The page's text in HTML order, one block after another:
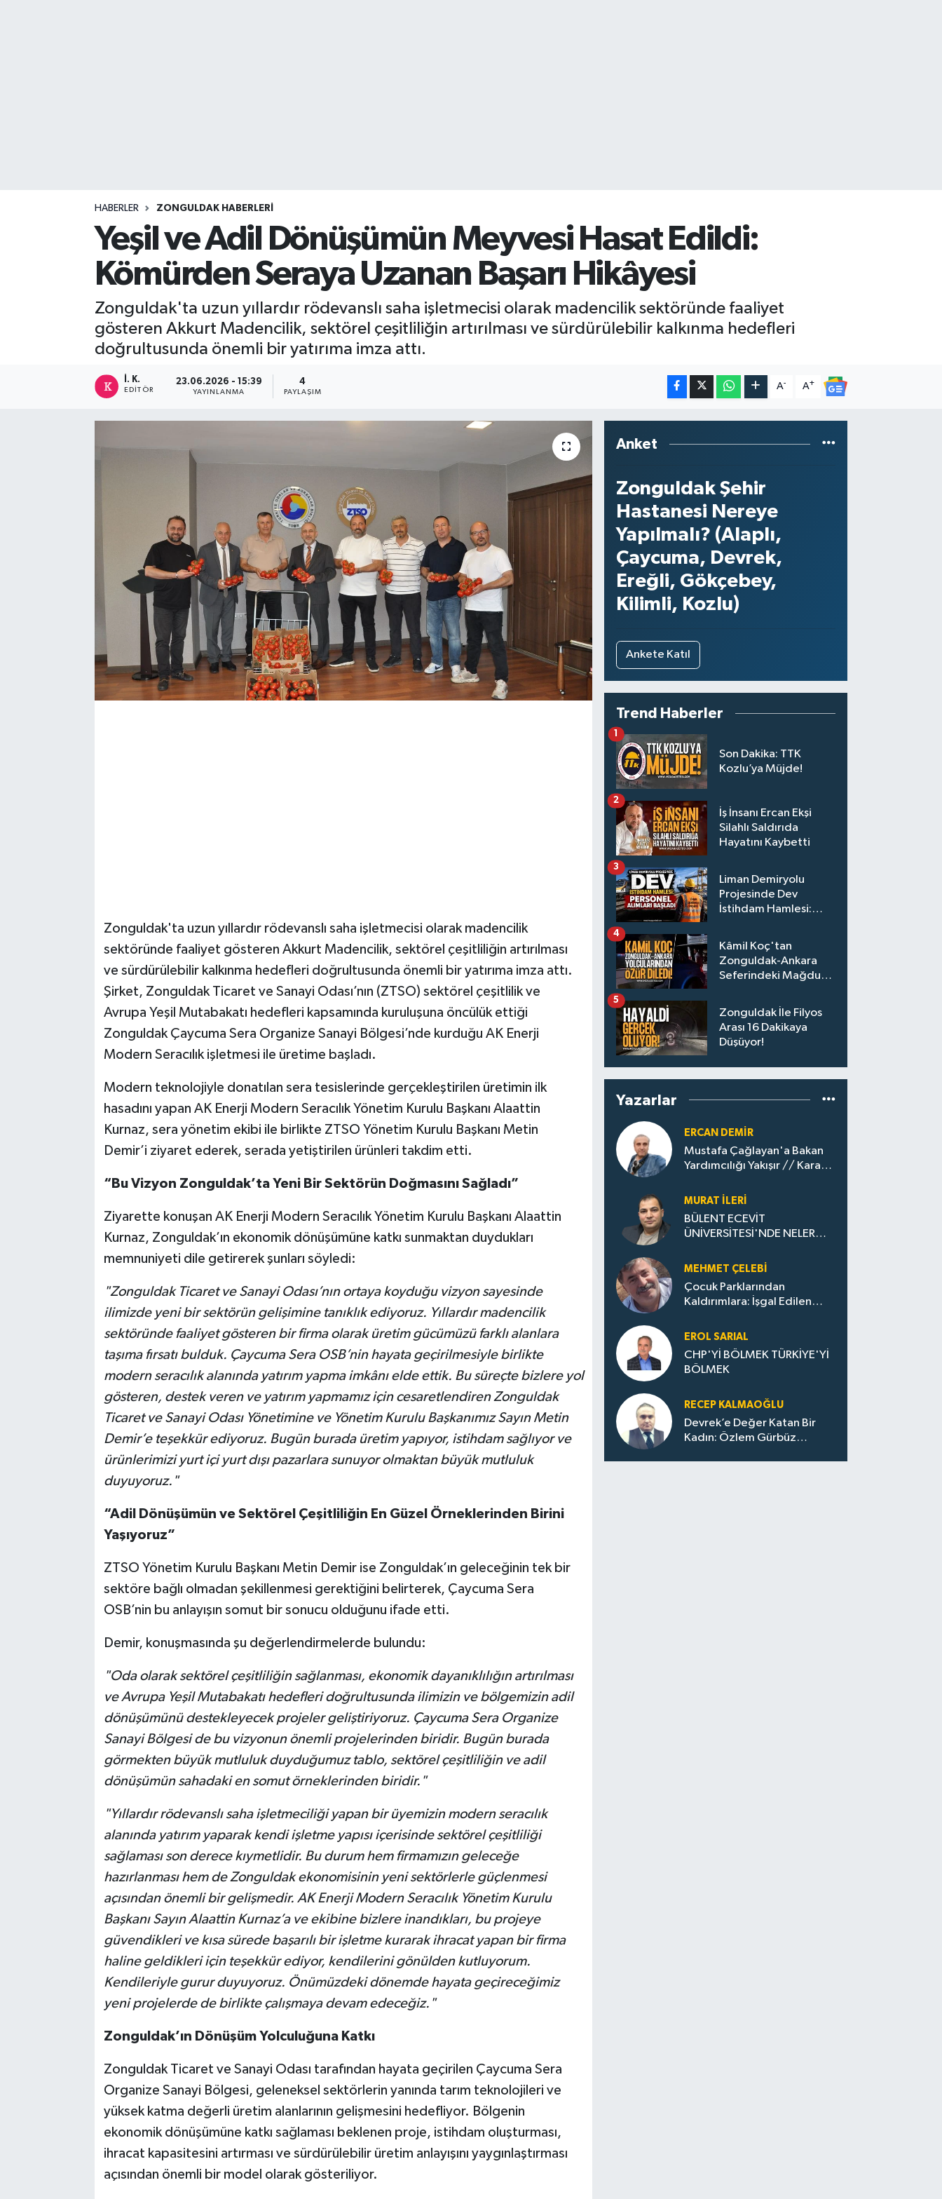
HABERLER ZONGULDAK HABERLERI
Yeşil ve Adil Dönüşümün Meyvesi Hasat Edildi:
Kömürden Seraya Uzanan Başarı Hikâyesi
Zonguldak'ta uzun yıllardır rödevanslı saha işletmecisi olarak madencilik sektöründe faaliyet
gösteren Akkurt Madencilik, sektörel çeşitliliğin artırılması ve sürdürülebilir kalkınma hedefleri
doğrultusunda önemli bir yatırıma imza attı.
İ. K.
EDITÖR
23.06.2026 - 15:39
YAYINLANMA
4
PAYLAŞIM
A- A+
Zonguldak'ta uzun yıllardır rödevanslı saha işletmecisi olarak madencilik
sektöründe faaliyet gösteren Akkurt Madencilik, sektörel çeşitliliğin artırılması
ve sürdürülebilir kalkınma hedefleri doğrultusunda önemli bir yatırıma imza attı.
Şirket, Zonguldak Ticaret ve Sanayi Odası’nın (ZTSO) sektörel çeşitlilik ve
Avrupa Yeşil Mutabakatı hedefleri kapsamında kuruluşuna öncülük ettiği
Zonguldak Çaycuma Sera Organize Sanayi Bölgesi’nde kurduğu AK Enerji
Modern Seracılık işletmesi ile üretime başladı.
Modern teknolojiyle donatılan sera tesislerinde gerçekleştirilen üretimin ilk
hasadını yapan AK Enerji Modern Seracılık Yönetim Kurulu Başkanı Alaattin
Kurnaz, sera yönetim ekibi ile birlikte ZTSO Yönetim Kurulu Başkanı Metin
Demir’i ziyaret ederek, serada yetiştirilen ürünleri takdim etti.
“Bu Vizyon Zonguldak’ta Yeni Bir Sektörün Doğmasını Sağladı”
Ziyarette konuşan AK Enerji Modern Seracılık Yönetim Kurulu Başkanı Alaattin
Kurnaz, Zonguldak’ın ekonomik dönüşümüne katkı sunmaktan duydukları
memnuniyeti dile getirerek şunları söyledi:
"Zonguldak Ticaret ve Sanayi Odası’nın ortaya koyduğu vizyon sayesinde
ilimizde yeni bir sektörün gelişimine tanıklık ediyoruz. Yıllardır madencilik
sektöründe faaliyet gösteren bir firma olarak üretim gücümüzü farklı alanlara
taşıma fırsatı bulduk. Çaycuma Sera OSB’nin hayata geçirilmesiyle birlikte
modern seracılık alanında yatırım yapma imkânı elde ettik. Bu süreçte bizlere yol
gösteren, destek veren ve yatırım yapmamız için cesaretlendiren Zonguldak
Ticaret ve Sanayi Odası Yönetimine ve Yönetim Kurulu Başkanımız Sayın Metin
Demir’e teşekkür ediyoruz. Bugün burada üretim yapıyor, istihdam sağlıyor ve
ürünlerimizi yurt içi yurt dışı pazarlara sunuyor olmaktan büyük mutluluk
duyuyoruz."
“Adil Dönüşümün ve Sektörel Çeşitliliğin En Güzel Örneklerinden Birini
Yaşıyoruz”
ZTSO Yönetim Kurulu Başkanı Metin Demir ise Zonguldak’ın geleceğinin tek bir
sektöre bağlı olmadan şekillenmesi gerektiğini belirterek, Çaycuma Sera
OSB’nin bu anlayışın somut bir sonucu olduğunu ifade etti.
Demir, konuşmasında şu değerlendirmelerde bulundu:
"Oda olarak sektörel çeşitliliğin sağlanması, ekonomik dayanıklılığın artırılması
ve Avrupa Yeşil Mutabakatı hedefleri doğrultusunda ilimizin ve bölgemizin adil
dönüşümünü destekleyecek projeler geliştiriyoruz. Çaycuma Sera Organize
Sanayi Bölgesi de bu vizyonun önemli projelerinden biridir. Bugün burada
görmekten büyük mutluluk duyduğumuz tablo, sektörel çeşitliliğin ve adil
dönüşümün sahadaki en somut örneklerinden biridir."
"Yıllardır rödevanslı saha işletmeciliği yapan bir üyemizin modern seracılık
alanında yatırım yaparak kendi işletme yapısı içerisinde sektörel çeşitliliği
sağlaması son derece kıymetlidir. Bu durum hem firmamızın geleceğe
hazırlanması hem de Zonguldak ekonomisinin yeni sektörlerle güçlenmesi
açısından önemli bir gelişmedir. AK Enerji Modern Seracılık Yönetim Kurulu
Başkanı Sayın Alaattin Kurnaz’a ve ekibine bizlere inandıkları, bu projeye
güvendikleri ve kısa sürede başarılı bir işletme kurarak ihracat yapan bir firma
haline geldikleri için teşekkür ediyor, kendilerini gönülden kutluyorum.
Kendileriyle gurur duyuyoruz. Önümüzdeki dönemde hayata geçireceğimiz
yeni projelerde de birlikte çalışmaya devam edeceğiz."
Zonguldak’ın Dönüşüm Yolculuğuna Katkı
Zonguldak Ticaret ve Sanayi Odası tarafından hayata geçirilen Çaycuma Sera
Organize Sanayi Bölgesi, geleneksel sektörlerin yanında tarım teknolojileri ve
yüksek katma değerli üretim alanlarının gelişmesini hedefliyor. Bölgenin
ekonomik dönüşümüne katkı sağlaması beklenen proje, istihdam oluşturması,
ihracat kapasitesini artırması ve sürdürülebilir üretim anlayışını yaygınlaştırması
açısından önemli bir model olarak gösteriliyor.
Anket
Zonguldak Şehir
Hastanesi Nereye
Yapılmalı? (Alaplı,
Çaycuma, Devrek,
Ereğli, Gökçebey,
Kilimli, Kozlu)
Ankete Katıl
Trend Haberler
Son Dakika: TTK
Kozlu’ya Müjde!
1
İş İnsanı Ercan Ekşi
Silahlı Saldırıda
Hayatını Kaybetti
2
Liman Demiryolu
Projesinde Dev
İstihdam Hamlesi:
3
Kâmil Koç'tan
Zonguldak-Ankara
Seferindeki Mağdur
4
Zonguldak İle Filyos
Arası 16 Dakikaya
Düşüyor!
5
Yazarlar
ERCAN DEMIR
Mustafa Çağlayan'a Bakan
Yardımcılığı Yakışır // ​Kara
Zonguldak'ın Dönüşümü..
MURAT İLERI
BÜLENT ECEVİT
ÜNİVERSİTESİ'NDE NELER
MEHMET ÇELEBI
Çocuk Parklarından
Kaldırımlara: İşgal Edilen
Evler Çöp Dolu
EROL SARIAL
CHP'Yİ BÖLMEK TÜRKİYE'Yİ
BÖLMEK
RECEP KALMAOĞLU
Devrek’e Değer Katan Bir
Kadın: Özlem Gürbüz
KASTAMONU